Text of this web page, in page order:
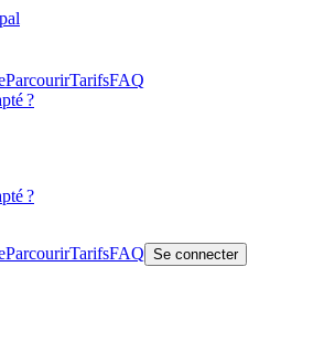
ParcourirTarifsFAQ
?
?
ParcourirTarifsFAQ Se connecter